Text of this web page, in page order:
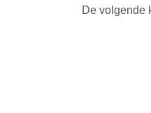
De volgende